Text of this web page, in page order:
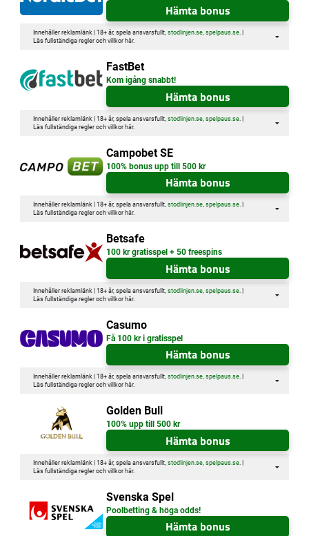
Hämta bonus
Innehåller reklamlänk | 18+ år, spela ansvarsfullt, stodlinjen.se, spelpaus.se. |
Läs fullständiga regler och villkor här.
FastBet
Kom igång snabbt!
Hämta bonus
Innehåller reklamlänk | 18+ år, spela ansvarsfullt, stodlinjen.se, spelpaus.se. |
Läs fullständiga regler och villkor här.
Campobet SE
100% bonus upp till 500 kr
Hämta bonus
Innehåller reklamlänk | 18+ år, spela ansvarsfullt, stodlinjen.se, spelpaus.se. |
Läs fullständiga regler och villkor här.
Betsafe
100 kr gratisspel + 50 freespins
Hämta bonus
Innehåller reklamlänk | 18+ år, spela ansvarsfullt, stodlinjen.se, spelpaus.se. |
Läs fullständiga regler och villkor här.
Casumo
Få 100 kr i gratisspel
Hämta bonus
Innehåller reklamlänk | 18+ år, spela ansvarsfullt, stodlinjen.se, spelpaus.se. |
Läs fullständiga regler och villkor här.
Golden Bull
100% upp till 500 kr
Hämta bonus
Innehåller reklamlänk | 18+ år, spela ansvarsfullt, stodlinjen.se, spelpaus.se. |
Läs fullständiga regler och villkor här.
Svenska Spel
Poolbetting & höga odds!
Hämta bonus